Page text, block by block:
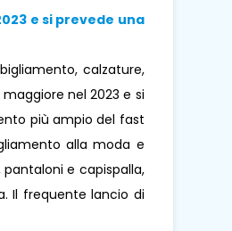
e si prevede una
calzature,
nel 2023 e si
più ampio del fast
alla moda e
e capispalla,
Il frequente lancio di